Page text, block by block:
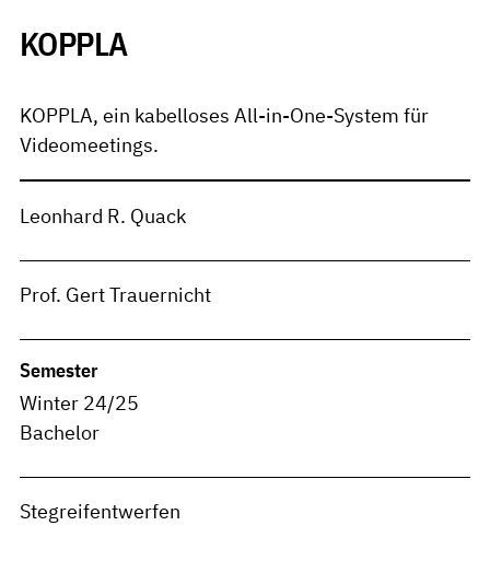
KOPPLA
KOPPLA, ein kabelloses All-in-One-System für
Videomeetings.
Leonhard R. Quack
Prof. Gert Trauernicht
Semester
Winter 24/25
Bachelor
Stegreifentwerfen